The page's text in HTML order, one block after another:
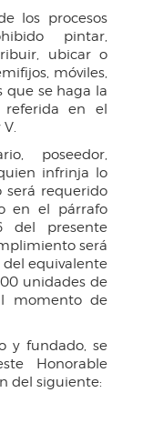
los procesos
pintar,
ubicar o
móviles,
que se haga la
referida en el
poseedor,
infrinja lo
será requerido
en el párrafo
del presente
será
equivalente
unidades de
momento de
y fundado, se
Honorable
del siguiente: